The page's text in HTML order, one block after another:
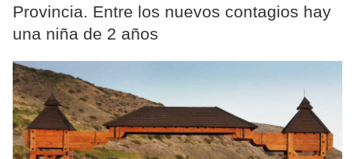
Provincia. Entre los nuevos contagios hay
una niña de 2 años